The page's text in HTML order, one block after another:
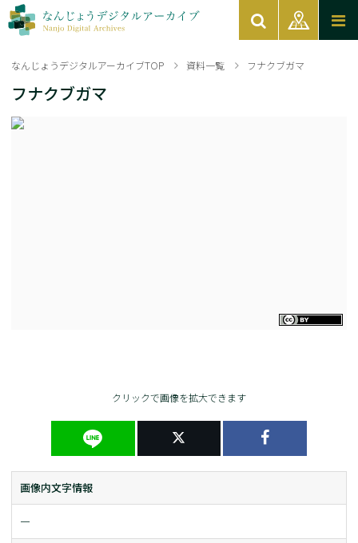
なんじょうデジタルアーカイブTOP 資料一覧 フナクブガマ
フナクブガマ
クリックで画像を拡大できます
画像内文字情報
ー